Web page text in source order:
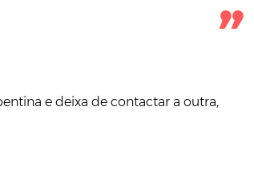
e deixa de contactar a outra,